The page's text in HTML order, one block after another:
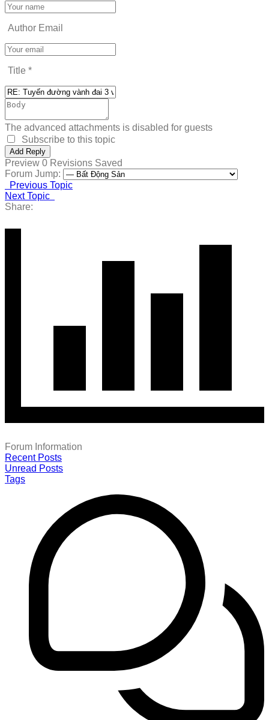
Author Email
Title *
The advanced attachments is disabled for guests
Subscribe to this topic
Preview 0 Revisions Saved
Forum Jump:
Previous Topic
Next Topic
Share:
Forum Information
Recent Posts
Unread Posts
Tags